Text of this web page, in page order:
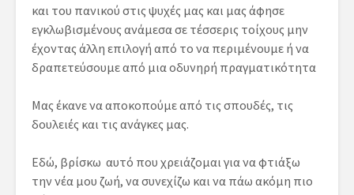
και του πανικού στις ψυχές μας και μας άφησε
εγκλωβισμένους ανάμεσα σε τέσσερις τοίχους μην
έχοντας άλλη επιλογή από το να περιμένουμε ή να
δραπετεύσουμε από μια οδυνηρή πραγματικότητα
Μας έκανε να αποκοπούμε από τις σπουδές, τις
δουλειές και τις ανάγκες μας.
Εδώ, βρίσκω αυτό που χρειάζομαι για να φτιάξω
την νέα μου ζωή, να συνεχίζω και να πάω ακόμη πιο